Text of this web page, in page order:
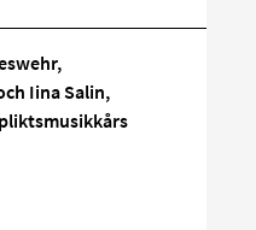
Iina Salin,